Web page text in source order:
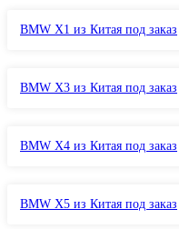
BMW X1 из Китая под заказ
BMW X3 из Китая под заказ
BMW X4 из Китая под заказ
BMW X5 из Китая под заказ